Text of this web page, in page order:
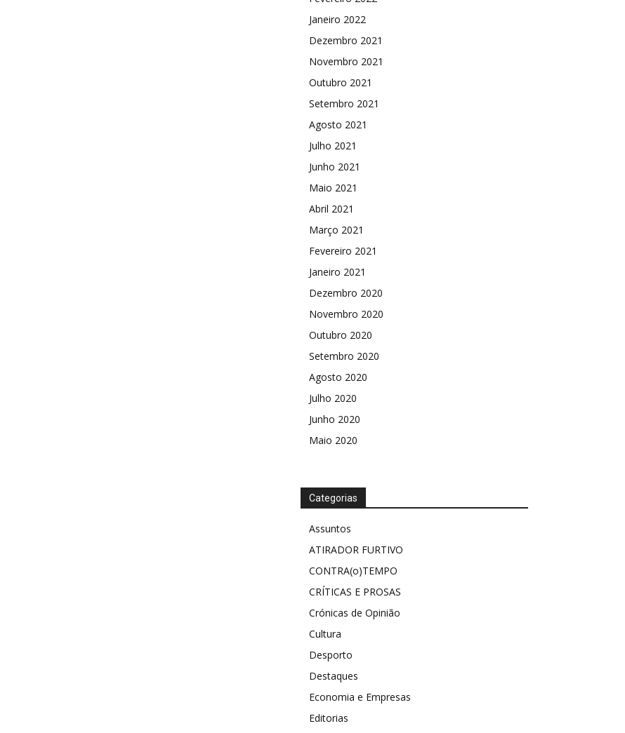
Janeiro 2022
Dezembro 2021
Novembro 2021
Outubro 2021
Setembro 2021
Agosto 2021
Julho 2021
Junho 2021
Maio 2021
Abril 2021
Março 2021
Fevereiro 2021
Janeiro 2021
Dezembro 2020
Novembro 2020
Outubro 2020
Setembro 2020
Agosto 2020
Julho 2020
Junho 2020
Maio 2020
Categorias
Assuntos
ATIRADOR FURTIVO
CONTRA(o)TEMPO
CRÍTICAS E PROSAS
Crónicas de Opinião
Cultura
Desporto
Destaques
Economia e Empresas
Editorias